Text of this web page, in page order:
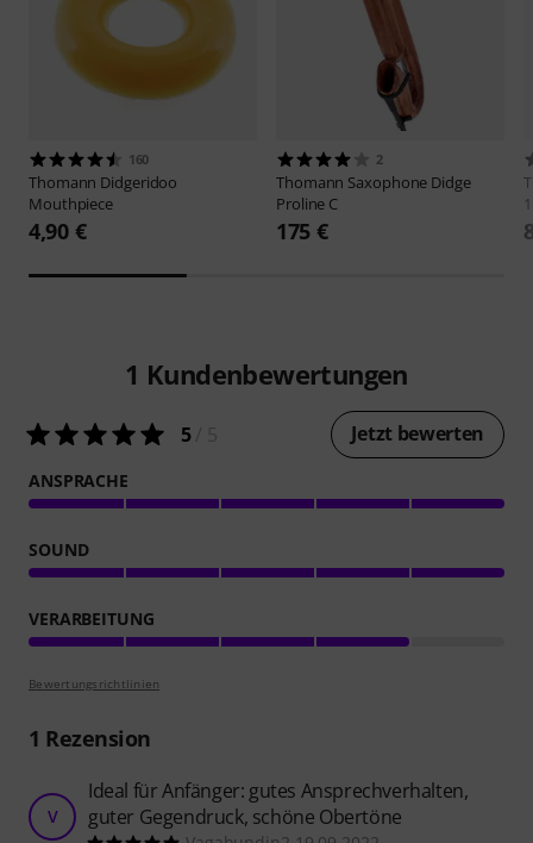
160
Thomann Didgeridoo
Mouthpiece
4,90 €
2
Thomann Saxophone Didge
Proline C
175 €
1 Kundenbewertungen
5/ 5 Jetzt bewerten
ANSPRACHE
SOUND
VERARBEITUNG
Bewertungsrichtlinien
1 Rezension
V
Ideal für Anfänger: gutes Ansprechverhalten,
guter Gegendruck, schöne Obertöne